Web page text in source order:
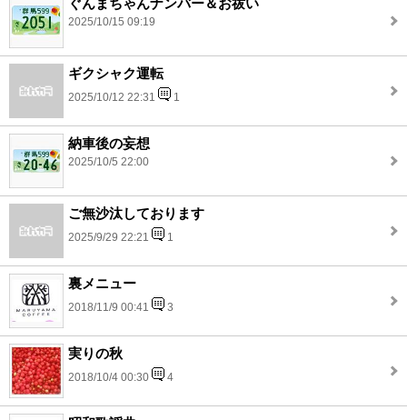
ぐんまちゃんナンバー＆お祓い
2025/10/15 09:19
ギクシャク運転
2025/10/12 22:31 1
納車後の妄想
2025/10/5 22:00
ご無沙汰しております
2025/9/29 22:21 1
裏メニュー
2018/11/9 00:41 3
実りの秋
2018/10/4 00:30 4